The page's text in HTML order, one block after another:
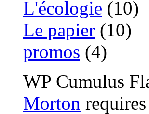
L'écologie (10)
Le papier (10)
promos (4)
WP Cumulus
Morton requires